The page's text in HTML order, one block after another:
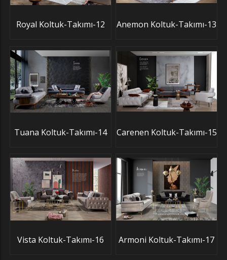
Royal Koltuk-Takımı-12 Anemon Koltuk-Takımı-13
Tuana Koltuk-Takımı-14 Carenen Koltuk-Takımı-15
Vista Koltuk-Takımı-16 Armoni Koltuk-Takımı-17